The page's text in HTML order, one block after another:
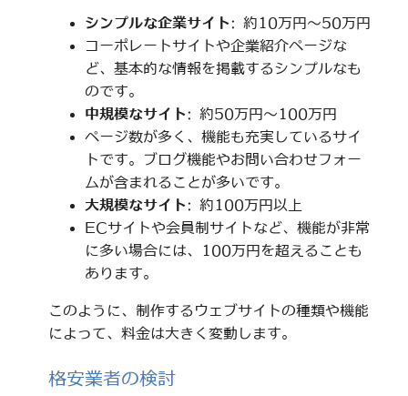
シンプルな企業サイト: 約10万円～50万円
コーポレートサイトや企業紹介ページな
ど、基本的な情報を掲載するシンプルなも
のです。
中規模なサイト: 約50万円～100万円
ページ数が多く、機能も充実しているサイ
トです。ブログ機能やお問い合わせフォー
ムが含まれることが多いです。
大規模なサイト: 約100万円以上
ECサイトや会員制サイトなど、機能が非常
に多い場合には、100万円を超えることも
あります。
このように、制作するウェブサイトの種類や機能
によって、料金は大きく変動します。
格安業者の検討